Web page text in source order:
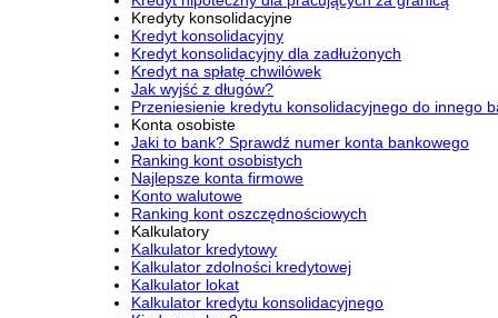
Kredyty konsolidacyjne
Kredyt konsolidacyjny
Kredyt konsolidacyjny dla zadłużonych
Kredyt na spłatę chwilówek
Jak wyjść z długów?
Przeniesienie kredytu konsolidacyjnego do innego
Konta osobiste
Jaki to bank? Sprawdź numer konta bankowego
Ranking kont osobistych
Najlepsze konta firmowe
Konto walutowe
Ranking kont oszczędnościowych
Kalkulatory
Kalkulator kredytowy
Kalkulator zdolności kredytowej
Kalkulator lokat
Kalkulator kredytu konsolidacyjnego